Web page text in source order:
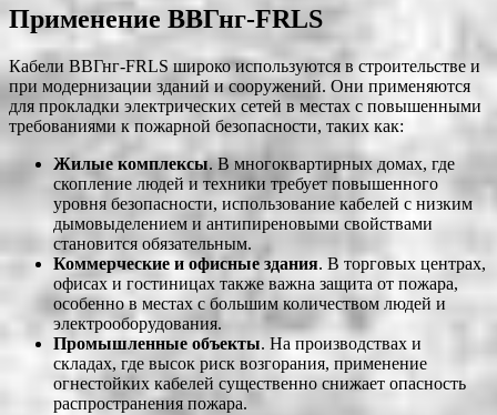
Применение ВВГнг-FRLS
Кабели ВВГнг-FRLS широко используются в строительстве и
при модернизации зданий и сооружений. Они применяются
для прокладки электрических сетей в местах с повышенными
требованиями к пожарной безопасности, таких как:
Жилые комплексы. В многоквартирных домах, где
скопление людей и техники требует повышенного
уровня безопасности, использование кабелей с низким
дымовыделением и антипиреновыми свойствами
становится обязательным.
Коммерческие и офисные здания. В торговых центрах,
офисах и гостиницах также важна защита от пожара,
особенно в местах с большим количеством людей и
электрооборудования.
Промышленные объекты. На производствах и
складах, где высок риск возгорания, применение
огнестойких кабелей существенно снижает опасность
распространения пожара.